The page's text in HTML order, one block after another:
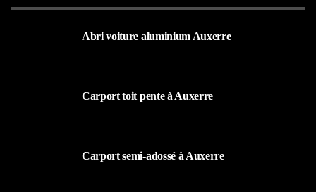
Abri voiture aluminium Auxerre
Carport toit pente à Auxerre
Carport semi-adossé à Auxerre